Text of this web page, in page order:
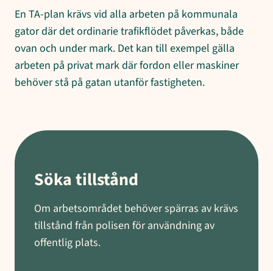
En TA-plan krävs vid alla arbeten på kommunala
gator där det ordinarie trafikflödet påverkas, både
ovan och under mark. Det kan till exempel gälla
arbeten på privat mark där fordon eller maskiner
behöver stå på gatan utanför fastigheten.
Söka tillstånd
Om arbetsområdet behöver spärras av krävs
tillstånd från polisen för användning av
offentlig plats.